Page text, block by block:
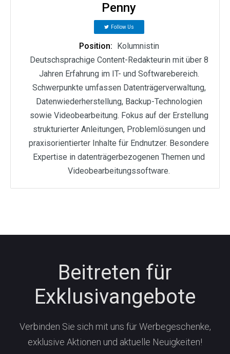
Penny
Follow Us
Position: Kolumnistin
Deutschsprachige Content-Redakteurin mit über 8
Jahren Erfahrung im IT- und Softwarebereich.
Schwerpunkte umfassen Datenträgerverwaltung,
Datenwiederherstellung, Backup-Technologien
sowie Videobearbeitung. Fokus auf der Erstellung
strukturierter Anleitungen, Problemlösungen und
praxisorientierter Inhalte für Endnutzer. Besondere
Expertise in datenträgerbezogenen Themen und
Videobearbeitungssoftware.
Beitreten für
Exklusivangebote
Verbinden Sie sich mit uns für Werbegeschenke,
exklusive Aktionen und aktuelle Neuigkeiten!